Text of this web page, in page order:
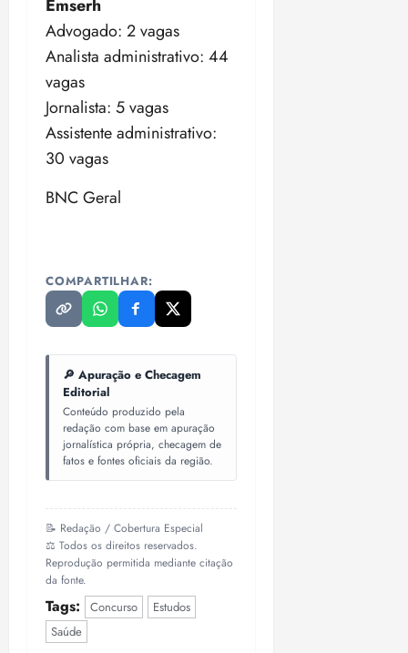
Emserh
Advogado: 2 vagas
Analista administrativo: 44
vagas
Jornalista: 5 vagas
Assistente administrativo:
30 vagas
BNC Geral
COMPARTILHAR:
🔎 Apuração e Checagem
Editorial
Conteúdo produzido pela
redação com base em apuração
jornalística própria, checagem de
fatos e fontes oficiais da região.
📝 Redação / Cobertura Especial
⚖️ Todos os direitos reservados.
Reprodução permitida mediante citação
da fonte.
Tags: Concurso
Estudos
Saúde